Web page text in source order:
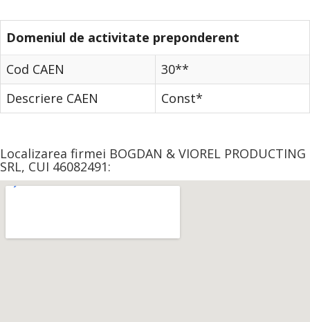
Domeniul de activitate preponderent
Cod CAEN
30**
Descriere CAEN
Const*
Localizarea firmei BOGDAN & VIOREL PRODUCTING
SRL, CUI 46082491: